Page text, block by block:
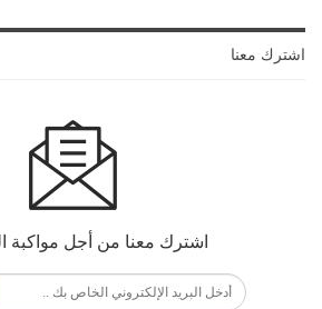
اشترك معنا
اشترك معنا من أجل مواكبة